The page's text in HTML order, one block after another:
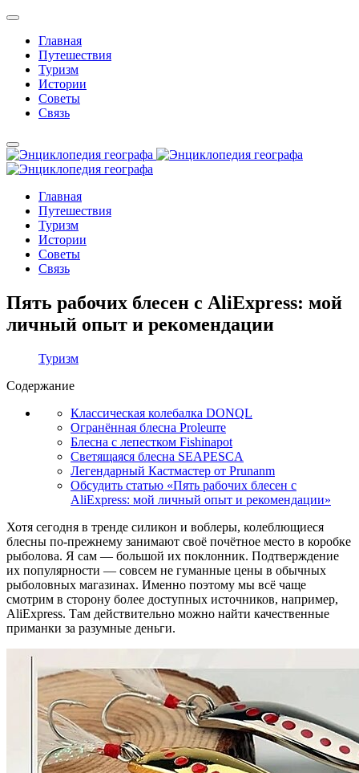
Главная
Путешествия
Туризм
Истории
Советы
Связь
Главная
Путешествия
Туризм
Истории
Советы
Связь
Пять рабочих блесен с AliExpress: мой
личный опыт и рекомендации
Туризм
Содержание
Классическая колебалка DONQL
Огранённая блесна Proleurre
Блесна с лепестком Fishinapot
Светящаяся блесна SEAPESCA
Легендарный Кастмастер от Prunanm
Обсудить статью «Пять рабочих блесен с
AliExpress: мой личный опыт и рекомендации»
Хотя сегодня в тренде силикон и воблеры, колеблющиеся
блесны по-прежнему занимают своё почётное место в коробке
рыболова. Я сам — большой их поклонник. Подтверждение
их популярности — совсем не гуманные цены в обычных
рыболовных магазинах. Именно поэтому мы всё чаще
смотрим в сторону более доступных источников, например,
AliExpress. Там действительно можно найти качественные
приманки за разумные деньги.